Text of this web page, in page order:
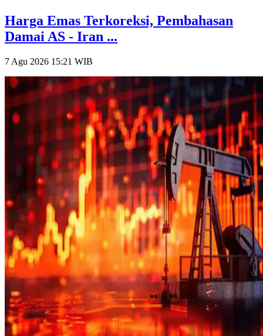
Harga Emas Terkoreksi, Pembahasan
Damai AS - Iran ...
7 Agu 2026 15:21 WIB